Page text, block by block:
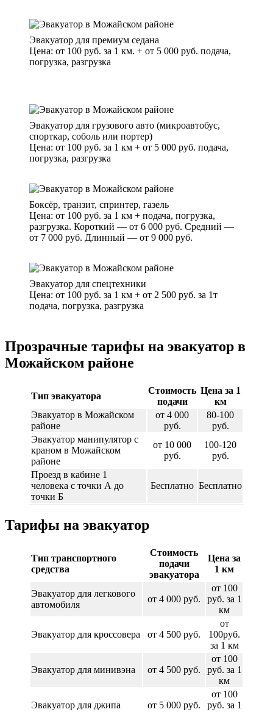
Эвакуатор для премиум седана
Цена: от 100 руб. за 1 км. + от 5 000 руб. подача,
погрузка, разгрузка
Эвакуатор для грузового авто (микроавтобус,
спорткар, соболь или портер)
Цена: от 100 руб. за 1 км + от 5 000 руб. подача,
погрузка, разгрузка
Боксёр, транзит, спринтер, газель
Цена: от 100 руб. за 1 км + подача, погрузка,
разгрузка. Короткий — от 6 000 руб. Средний —
от 7 000 руб. Длинный — от 9 000 руб.
Эвакуатор для спецтехники
Цена: от 100 руб. за 1 км + от 2 500 руб. за 1т
подача, погрузка, разгрузка
Прозрачные тарифы на эвакуатор в
Можайском районе
Тип эвакуатора
Стоимость
подачи
Цена за 1
км
Эвакуатор в Можайском
районе
от 4 000
руб.
80-100
руб.
Эвакуатор манипулятор с
краном в Можайском
районе
от 10 000
руб.
100-120
руб.
Проезд в кабине 1
человека с точки А до
точки Б
Бесплатно Бесплатно
Тарифы на эвакуатор
Тип транспортного
средства
Стоимость
подачи
эвакуатора
Цена за
1 км
Эвакуатор для легкового
автомобиля
от 4 000 руб.
от 100
руб. за 1
км
Эвакуатор для кроссовера от 4 500 руб.
от
100руб.
за 1 км
Эвакуатор для минивэна от 4 500 руб.
от 100
руб. за 1
км
Эвакуатор для джипа от 5 000 руб.
от 100
руб. за 1